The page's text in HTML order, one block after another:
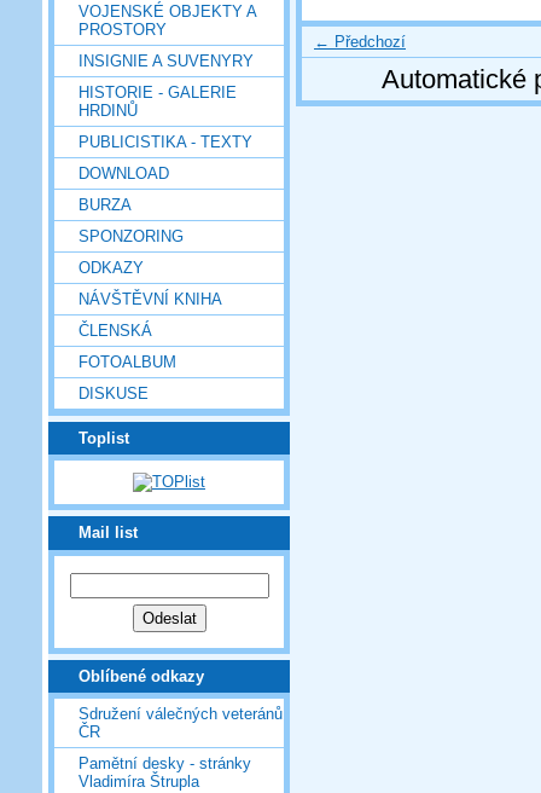
VOJENSKÉ OBJEKTY A
PROSTORY
INSIGNIE A SUVENYRY
HISTORIE - GALERIE
HRDINŮ
PUBLICISTIKA - TEXTY
DOWNLOAD
BURZA
SPONZORING
ODKAZY
NÁVŠTĚVNÍ KNIHA
ČLENSKÁ
FOTOALBUM
DISKUSE
Toplist
Mail list
Oblíbené odkazy
Sdružení válečných veteránů
ČR
Pamětní desky - stránky
Vladimíra Štrupla
← Předchozí
Automatické